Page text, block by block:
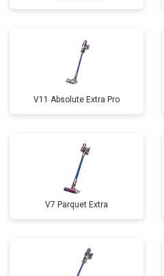
V11 Absolute Extra Pro
V7 Parquet Extra